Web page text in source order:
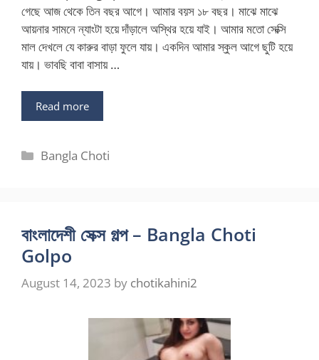
গেছে আজ থেকে তিন বছর আগে। আমার বয়স ১৮ বছর। মাঝে মাঝে
আয়নার সামনে ন্যাংটা হয়ে দাঁড়ালে অস্থির হয়ে যাই। আমার মতো সেক্সি
মাল দেখলে যে কারুর বাড়া ফুলে যায়। একদিন আমার স্কুল আগে ছুটি হয়ে
যায়। ভাবছি বাবা বাসায় …
Read more
Categories
Bangla Choti
বাংলাদেশী সেক্স গল্প – Bangla Choti
Golpo
August 14, 2023 by chotikahini2